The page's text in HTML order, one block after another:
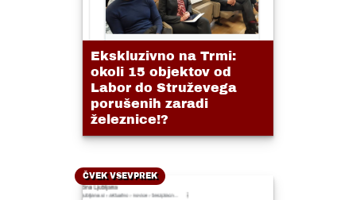
Ekskluzivno na Trmi:
okoli 15 objektov od
Labor do Struževega
porušenih zaradi
železnice!?
ČVEK VSEVPREK